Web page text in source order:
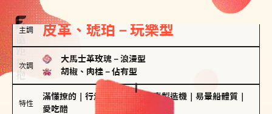
主調 皮革、琥珀－玩樂型
次調
大馬士革玫瑰 － 浪漫型
胡椒、肉桂 － 佔有型
特性
滿懂撩的 行走的發電機｜ 驚喜製造機 易暈船體質
愛吃醋